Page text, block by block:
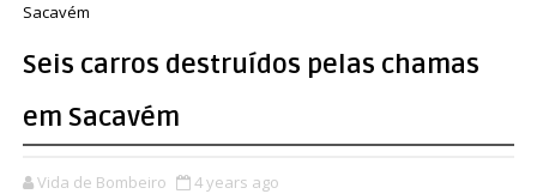
Sacavém
Seis carros destruídos pelas chamas
em Sacavém
Vida de Bombeiro 4 years ago